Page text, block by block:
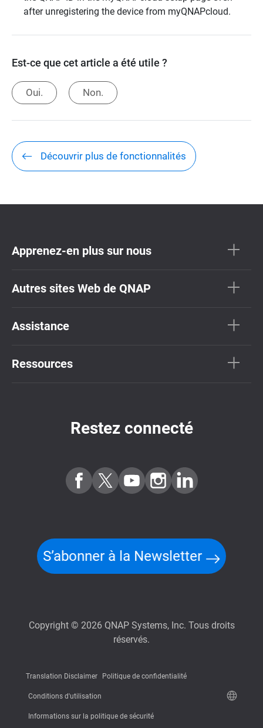
after unregistering the device from myQNAPcloud.
Est-ce que cet article a été utile ?
Oui. Non.
Découvrir plus de fonctionnalités
Apprenez-en plus sur nous
Autres sites Web de QNAP
Assistance
Ressources
Restez connecté
S’abonner à la Newsletter
Copyright © 2026 QNAP Systems, Inc. Tous droits
réservés.
Translation Disclaimer Politique de confidentialité
Conditions d'utilisation
Informations sur la politique de sécurité